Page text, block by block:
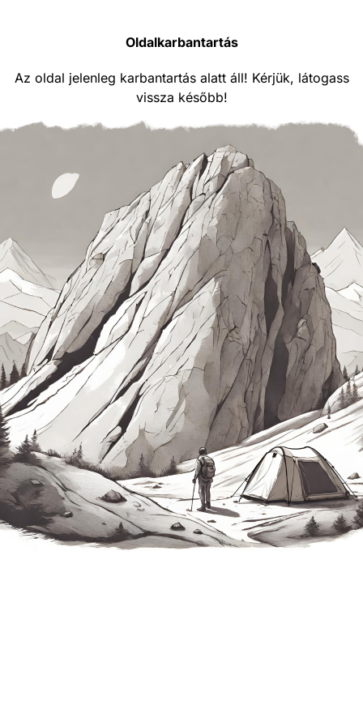
Oldalkarbantartás
Az oldal jelenleg karbantartás alatt áll! Kérjük, látogass
vissza később!